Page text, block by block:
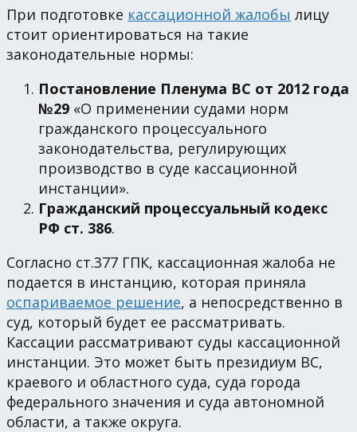
При подготовке кассационной жалобы лицу
стоит ориентироваться на такие
законодательные нормы:
Постановление Пленума ВС от 2012 года
№29 «О применении судами норм
гражданского процессуального
законодательства, регулирующих
производство в суде кассационной
инстанции».
Гражданский процессуальный кодекс
РФ ст. 386.
Согласно ст.377 ГПК, кассационная жалоба не
подается в инстанцию, которая приняла
оспариваемое решение, а непосредственно в
суд, который будет ее рассматривать.
Кассации рассматривают суды кассационной
инстанции. Это может быть президиум ВС,
краевого и областного суда, суда города
федерального значения и суда автономной
области, а также округа.